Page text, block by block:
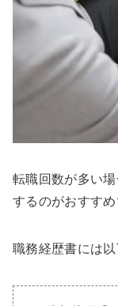
転職回数が多い
するのがおすすめ
職務経歴書には